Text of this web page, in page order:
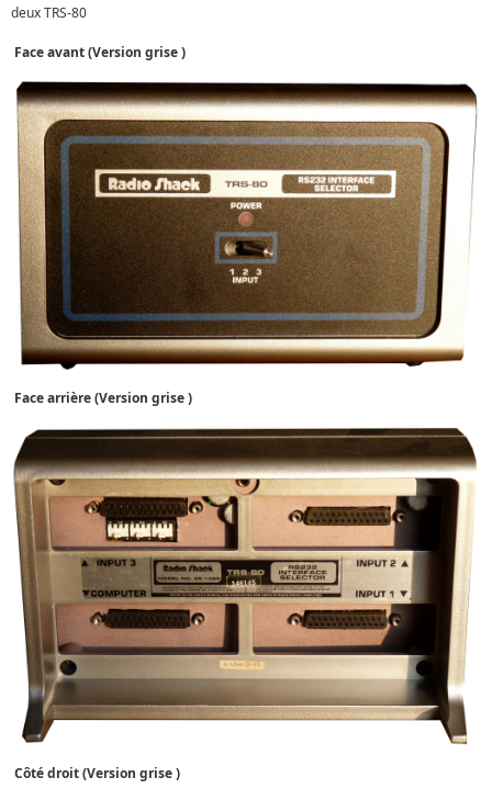
deux TRS-80
Face avant (Version grise )
Face arrière (Version grise )
Côté droit (Version grise )